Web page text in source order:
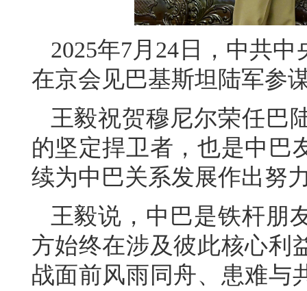
2025年7月24日，中共
在京会见巴基斯坦陆军参
王毅祝贺穆尼尔荣任巴
的坚定捍卫者，也是中巴
续为中巴关系发展作出努
王毅说，中巴是铁杆朋
方始终在涉及彼此核心利
战面前风雨同舟、患难与